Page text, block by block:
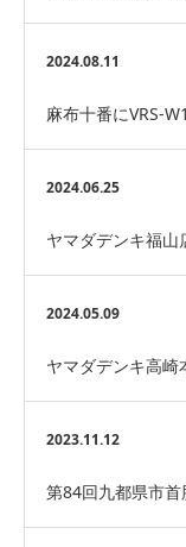
2024.08.11
麻布十番にVRS-
ン！！！
2024.06.25
ヤマダデンキ福山
た！
2024.05.09
ヤマダデンキ高崎
ました！
2023.11.12
第84回九都県市